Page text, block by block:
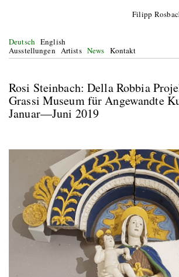
Filipp
Deutsch English
Ausstellungen Artists News Kontakt
Rosi Steinbach: Della Robbia
Grassi Museum für Angewandte
Januar—Juni 2019